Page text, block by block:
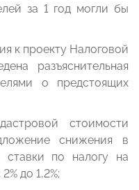
за 1 год могли бы
к проекту Налоговой
разъяснительная
о предстоящих
стоимости
снижения в
ставки по налогу на
до 1,2%;